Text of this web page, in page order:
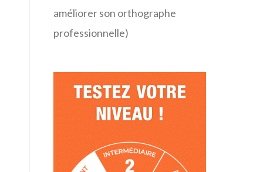
améliorer son orthographe
professionnelle)